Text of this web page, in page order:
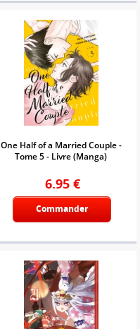
One Half of a Married Couple -
Tome 5 - Livre (Manga)
6.95 €
Commander